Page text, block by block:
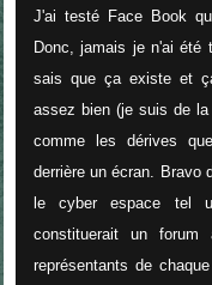
J'ai testé Face Book
Donc, jamais je n'ai été
sais que ça existe et
assez bien (je suis de
comme les dérives
derrière un écran. Bravo
le cyber espace tel
constituerait un forum
représentants de